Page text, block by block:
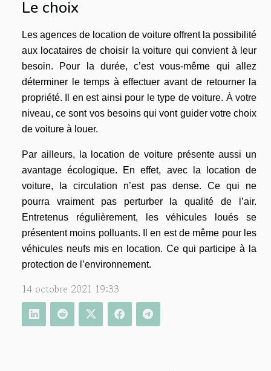
Le choix
Les agences de location de voiture offrent la possibilité
aux locataires de choisir la voiture qui convient à leur
besoin. Pour la durée, c’est vous-même qui allez
déterminer le temps à effectuer avant de retourner la
propriété. Il en est ainsi pour le type de voiture. À votre
niveau, ce sont vos besoins qui vont guider votre choix
de voiture à louer.
Par ailleurs, la location de voiture présente aussi un
avantage écologique. En effet, avec la location de
voiture, la circulation n’est pas dense. Ce qui ne
pourra vraiment pas perturber la qualité de l’air.
Entretenus régulièrement, les véhicules loués se
présentent moins polluants. Il en est de même pour les
véhicules neufs mis en location. Ce qui participe à la
protection de l’environnement.
14 octobre 2021 19:33